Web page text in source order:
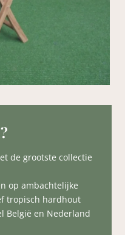
de grootste collectie
op ambachtelijke
tropisch hardhout
België en Nederland